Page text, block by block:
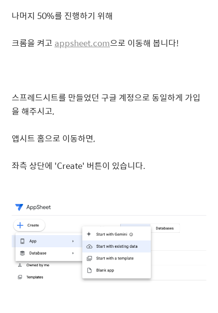
나머지 50%를 진행하기 위해
크롬을 켜고 appsheet.com으로 이동해 봅니다!
스프레드시트를 만들었던 구글 계정으로 동일하게 가입
을 해주시고,
앱시트 홈으로 이동하면,
좌측 상단에 'Create' 버튼이 있습니다.